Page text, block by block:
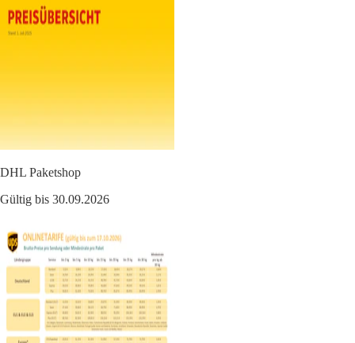
DHL Paketshop
Gültig bis 30.09.2026